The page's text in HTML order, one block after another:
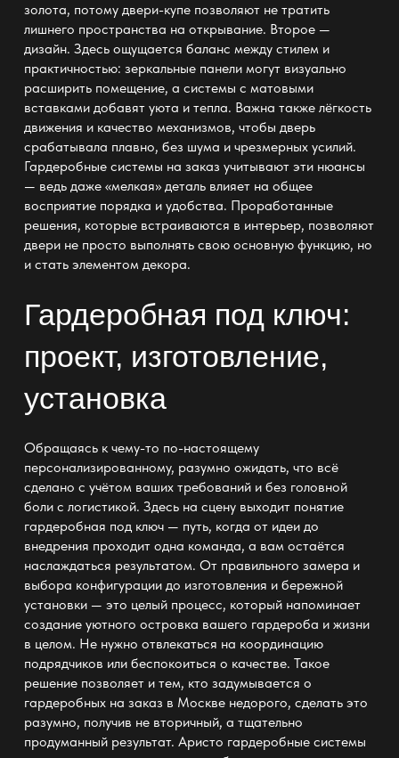
золота, потому двери-купе позволяют не тратить
лишнего пространства на открывание. Второе —
дизайн. Здесь ощущается баланс между стилем и
практичностью: зеркальные панели могут визуально
расширить помещение, а системы с матовыми
вставками добавят уюта и тепла. Важна также лёгкость
движения и качество механизмов, чтобы дверь
срабатывала плавно, без шума и чрезмерных усилий.
Гардеробные системы на заказ учитывают эти нюансы
— ведь даже «мелкая» деталь влияет на общее
восприятие порядка и удобства. Проработанные
решения, которые встраиваются в интерьер, позволяют
двери не просто выполнять свою основную функцию, но
и стать элементом декора.
Гардеробная под ключ:
проект, изготовление,
установка
Обращаясь к чему-то по-настоящему
персонализированному, разумно ожидать, что всё
сделано с учётом ваших требований и без головной
боли с логистикой. Здесь на сцену выходит понятие
гардеробная под ключ — путь, когда от идеи до
внедрения проходит одна команда, а вам остаётся
наслаждаться результатом. От правильного замера и
выбора конфигурации до изготовления и бережной
установки — это целый процесс, который напоминает
создание уютного островка вашего гардероба и жизни
в целом. Не нужно отвлекаться на координацию
подрядчиков или беспокоиться о качестве. Такое
решение позволяет и тем, кто задумывается о
гардеробных на заказ в Москве недорого, сделать это
разумно, получив не вторичный, а тщательно
продуманный результат. Аристо гардеробные системы